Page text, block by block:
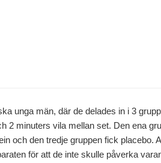
unga män, där de delades in i 3
2 minuters vila mellan set. Den ena
och den tredje gruppen fick placebo.
för att de inte skulle påverka